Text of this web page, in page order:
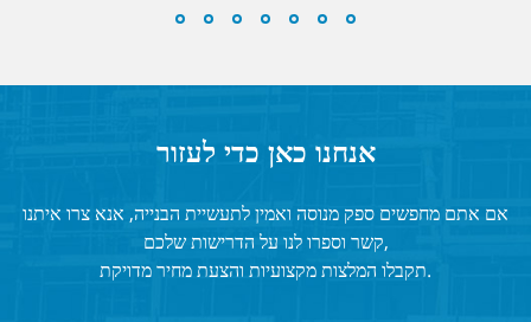
אנחנו כאן כדי לעזור
אם אתם מחפשים ספק מנוסה ואמין לתעשיית הבנייה, אנא צרו איתנו
קשר וספרו לנו על הדרישות שלכם,
תקבלו המלצות מקצועיות והצעת מחיר מדויקת.